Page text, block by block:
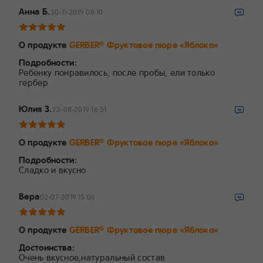
Анна Б.30-11-2019 08:10
О продукте GERBER® Фруктовое пюре «Яблоко»
Подробности:
Ребенку понравилось, после пробы, ели только
гербер
Юлия З.23-08-2019 16:51
О продукте GERBER® Фруктовое пюре «Яблоко»
Подробности:
Сладко и вкусно
Вера02-07-2019 15:06
О продукте GERBER® Фруктовое пюре «Яблоко»
Достоинства:
Очень вкусное,натуральный состав